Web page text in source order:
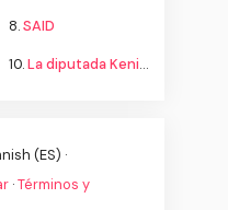
8.SAID
10.La diputada Kenia López propone cambiar el nombre del país a México
(ES) ·
·Términos y